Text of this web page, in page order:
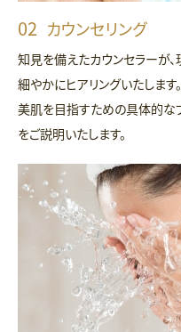
カウンセリング
知見を備えたカウンセラーが
細やかにヒアリングいたしま
美肌を目指すための具体的な
をご説明いたします。